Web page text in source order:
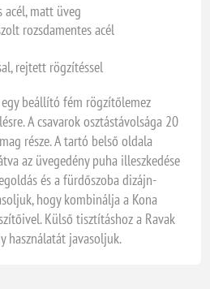
acél, matt üveg
rozsdamentes acél
rejtett rögzítéssel
beállító fém rögzítőlemez
A csavarok osztástávolsága 20
része. A tartó belső oldala
az üvegedény puha illeszkedése
és a fürdőszoba dizájn-
hogy kombinálja a Kona
Külső tisztításhoz a Ravak
használatát javasoljuk.